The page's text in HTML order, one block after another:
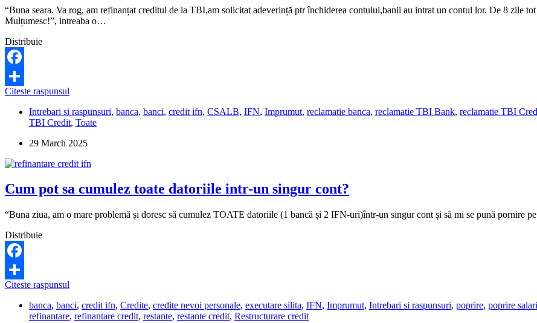
să
fac?
“Buna seara. Va rog, am refinanțat creditul de la TBI,am solicitat adeverință ptr închiderea contului,banii au intrat un contul lor. De 8 zile
Mulțumesc!”, intreaba o…
Distribuie
Facebook
Share
Citeste raspunsul
vrea
sa-
dea
pentru
contului.
Ce
sa
Intrebari si raspunsuri, banca, banci, credit ifn, CSALB, IFN, Imprumut, reclamatie banca, reclamatie TBI Bank, reclamatie TBI
TBI Credit, Toate
29 March 2025
Cum pot sa cumulez toate datoriile intr-un singur cont?
“Buna ziua, am o mare problemă și doresc să cumulez TOATE datoriile (1 bancă și 2 IFN-uri)într-un singur cont și să mi se pună pornire
Distribuie
Facebook
Share
Citeste raspunsul
sa
cumulez
banca, banci, credit ifn, Credite, credite nevoi personale, executare silita, IFN, Imprumut, Intrebari si raspunsuri, poprire, poprire
refinantare, refinantare credit, restante, restante credit, Restructurare credit